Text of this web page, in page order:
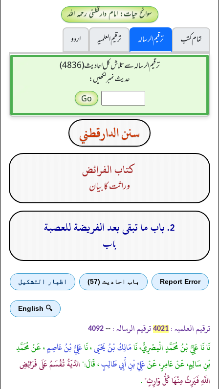
سوانح حیات: امام دارقطنی رحمہ اللہ
تمام کتب
ترقیم الرسالہ ترقیم العلمیہ
اردو
ترقیم الرسالہ سے تلاش کل احادیث (4836)
حدیث نمبر لکھیں:
سنن الدارقطني
كتاب الفرائض
وراثت کا بیان
2. باب ما تبقى بعد الفريضة للعصبة
باب
Report Error باب احادیث (57) اظهار التشكيل
🔍 English
ترقیم العلمیہ : 4021 ترقیم الرسالہ : --
4092
نَا نَا عَلِيُّ بْنُ مُحَمَّدٍ الْمِصْرِيُّ، نَامَالِكُ بْنُ يَحْيَى، نَاعَلِيُّ بْنُ عَاصِمٍ، عَنْ مُحَمَّدِ
بْنِ سَالِمٍ، عَنْ عَامِرٍ، عَنْعَلِيِّ بْنِ أَبِي طَالِبٍ، قَالَ:"الدِّيَةُ تُقْسَمُ عَلَى فَرَائِضِ
اللَّهِ فَيَرِثُ مِنْهَا كُلُّ وَارِثٍ".